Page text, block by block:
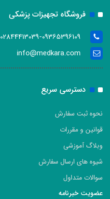
فروشگاه تجهیزات پزشکی
02844413039-09365396109- 02844413013
info@medkara.com
دسترسی سریع
نحوه ثبت سفارش
قوانین و مقررات
وبلاگ آموزشی
شیوه های ارسال سفارش
سوالات متداول
عضویت خبرنامه